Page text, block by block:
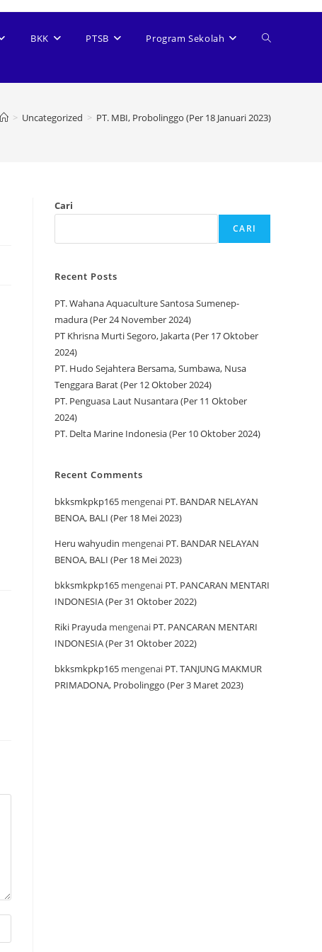
BKK PTSB Program Sekolah
> Uncategorized > PT. MBI, Probolinggo (Per 18 Januari 2023)
Cari
CARI
Recent Posts
PT. Wahana Aquaculture Santosa Sumenep-
madura (Per 24 November 2024)
PT Khrisna Murti Segoro, Jakarta (Per 17 Oktober
2024)
PT. Hudo Sejahtera Bersama, Sumbawa, Nusa
Tenggara Barat (Per 12 Oktober 2024)
PT. Penguasa Laut Nusantara (Per 11 Oktober
2024)
PT. Delta Marine Indonesia (Per 10 Oktober 2024)
Recent Comments
bkksmkpkp165 mengenai PT. BANDAR NELAYAN
BENOA, BALI (Per 18 Mei 2023)
Heru wahyudin mengenai PT. BANDAR NELAYAN
BENOA, BALI (Per 18 Mei 2023)
bkksmkpkp165 mengenai PT. PANCARAN MENTARI
INDONESIA (Per 31 Oktober 2022)
Riki Prayuda mengenai PT. PANCARAN MENTARI
INDONESIA (Per 31 Oktober 2022)
bkksmkpkp165 mengenai PT. TANJUNG MAKMUR
PRIMADONA, Probolinggo (Per 3 Maret 2023)